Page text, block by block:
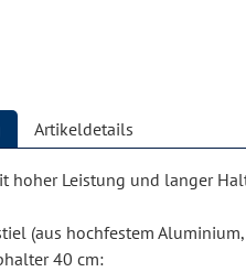
Artikeldetails
hoher Leistung und langer
(aus hochfestem
40 cm: